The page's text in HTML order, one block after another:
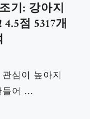
기: 강아지
점 5317개
심이 높아지
들어 ...